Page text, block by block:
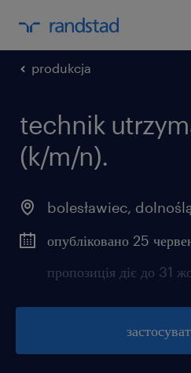
produkcja
technik
(k/m/n).
bolesławiec,
опубліковано 25
пропозиція діє до 31